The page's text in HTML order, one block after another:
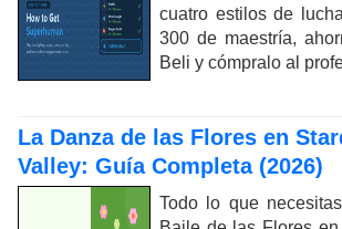
cuatro estilos de
300 de maestría,
Beli y cómpralo al
La Danza de las Flores en
Valley: Guía Completa (2026)
Todo lo que